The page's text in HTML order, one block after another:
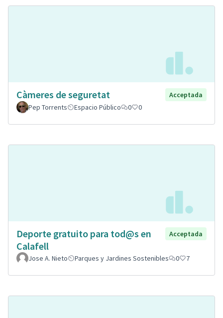
Càmeres de seguretat
Acceptada
Pep Torrents
Espacio Público 0 0
Deporte gratuito para tod@s en
Calafell
Acceptada
Jose A. Nieto Parques y Jardines Sostenibles 0 7